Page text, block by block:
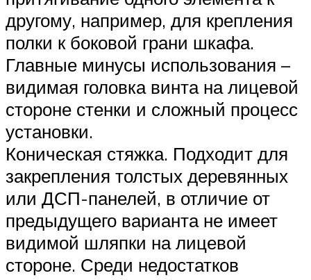
другому, например, для крепления
полки к боковой грани шкафа.
Главные минусы использования –
видимая головка винта на лицевой
стороне стенки и сложный процесс
установки.
Коническая стяжка. Подходит для
закрепления толстых деревянных
или ДСП-панелей, в отличие от
предыдущего варианта не имеет
видимой шляпки на лицевой
стороне. Среди недостатков